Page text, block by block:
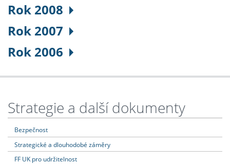
Rok 2008
Rok 2007
Rok 2006
Strategie a další dokumenty
Bezpečnost
Strategické a dlouhodobé záměry
FF UK pro udržitelnost